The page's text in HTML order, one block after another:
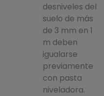
desniveles del
suelo de más
de 3 mm en 1
m deben
igualarse
previamente
con pasta
niveladora.